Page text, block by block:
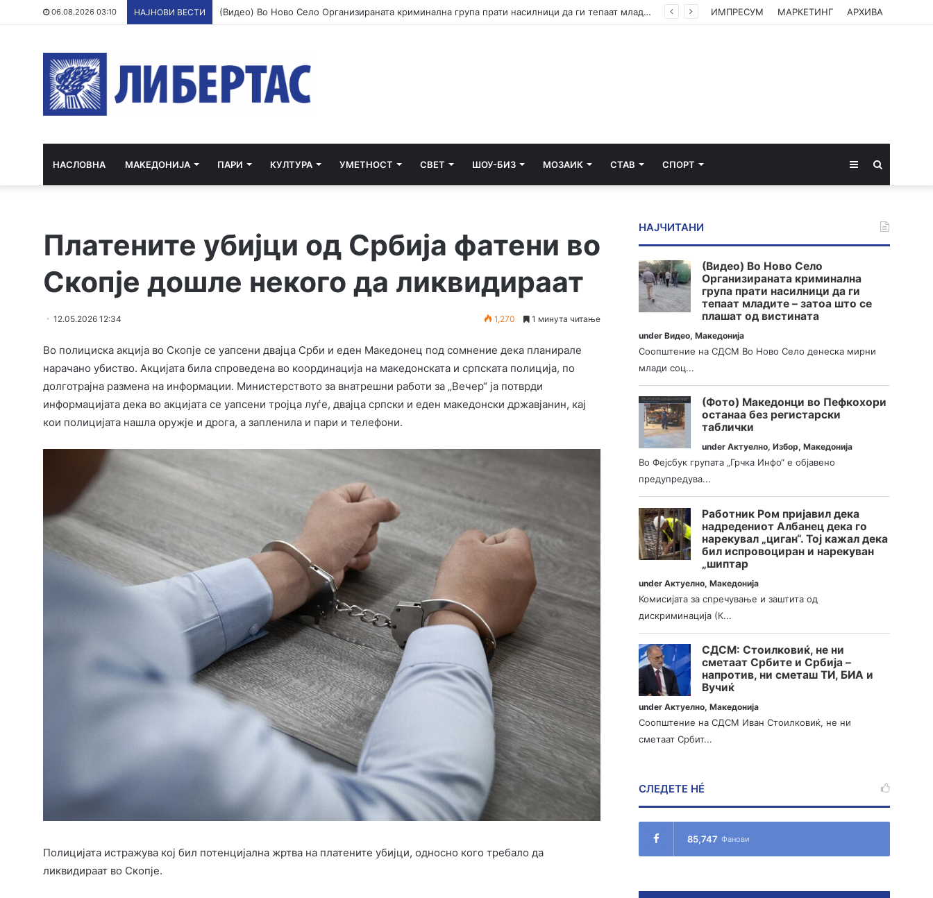
06.08.2026 03:10 НАЈНОВИ ВЕСТИ (Видео) Во Ново Село Организираната криминална група прати насилници да ги тепаат младите – затоа што се плашат од вистината ИМПРЕСУМ МАРКЕТИНГ АРХИВА
НАСЛОВНА МАКЕДОНИЈА ПАРИ КУЛТУРА УМЕТНОСТ СВЕТ ШОУ-БИЗ МОЗАИК СТАВ СПОРТ Sidebar
Платените убијци од Србија фатени во
Скопје дошле некого да ликвидираат
12.05.2026 12:34 1,270 1 минута читање
Во полициска акција во Скопје се уапсени двајца Срби и еден Македонец под сомнение дека планирале
нарачано убиство. Акцијата била спроведена во координација на македонската и српската полиција, по
долготрајна размена на информации. Министерството за внатрешни работи за „Вечер“ ја потврди
информацијата дека во акцијата се уапсени тројца луѓе, двајца српски и еден македонски државјанин, кај
кои полицијата нашла оружје и дрога, а запленила и пари и телефони.
Полицијата истражува кој бил потенцијална жртва на платените убијци, односно кого требало да
ликвидираат во Скопје.
НАЈЧИТАНИ
(Видео) Во Ново Село
Организираната криминална
група прати насилници да ги
тепаат младите – затоа што се
плашат од вистината
underВидео,Македонија
Соопштение на СДСМ Во Ново Село денеска мирни
млади соц...
(Фото) Македонци во Пефкохори
останаа без регистарски
таблички
underАктуелно,Избор,Македонија
Во Фејсбук групата „Грчка Инфо“ е објавено
предупредува...
Работник Ром пријавил дека
надредениот Албанец дека го
нарекувал „циган“. Тој кажал дека
бил испровоциран и нарекуван
„шиптар
underАктуелно,Македонија
Комисијата за спречување и заштита од
дискриминација (К...
СДСМ: Стоилковиќ, не ни
сметаат Србите и Србија –
напротив, ни сметаш ТИ, БИА и
Вучиќ
underАктуелно,Македонија
Соопштение на СДСМ Иван Стоилковиќ, не ни
сметаат Србит...
СЛЕДЕТЕ НÉ
85,747 Фанови